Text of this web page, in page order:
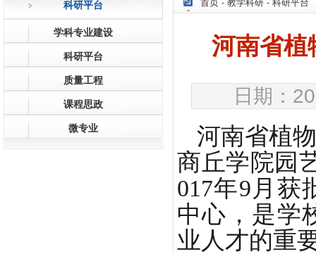
科研平台
学科专业建设
科研平台
质量工程
课程思政
微专业
首页 - 教学科研 - 科研平台
河南省植
日期：
河南省植
商丘学院园
017年9月获
中心，是学
业人才的重